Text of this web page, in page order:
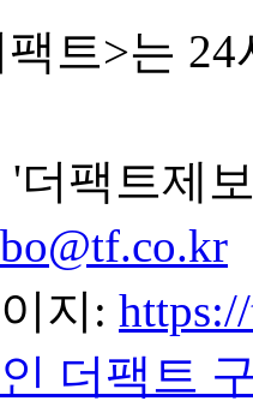
트>는
'더팩트제
지:
더팩트